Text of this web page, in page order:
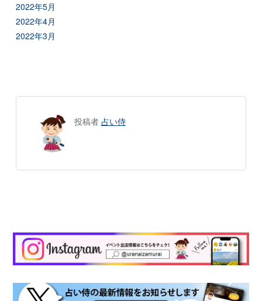
2022年5月
2022年4月
2022年3月
投稿者 占い侍